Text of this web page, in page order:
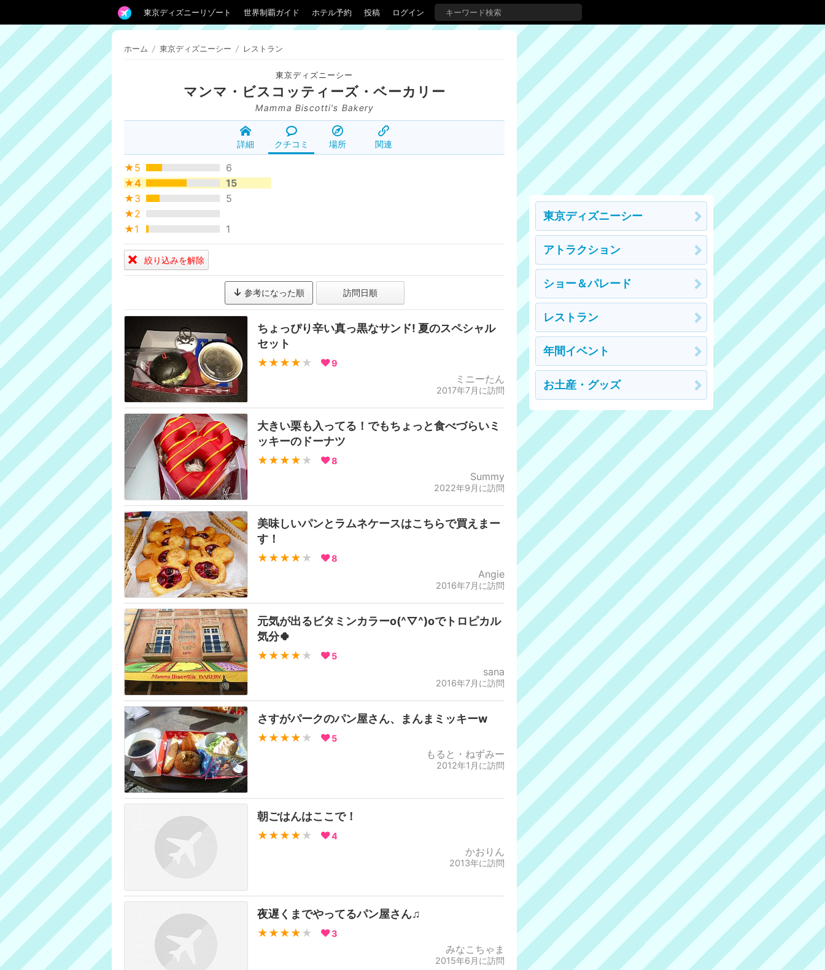
東京ディズニーリゾート 世界制覇ガイド ホテル予約 投稿 ログイン
ホーム / 東京ディズニーシー / レストラン
東京ディズニーシー
マンマ・ビスコッティーズ・ベーカリー
Mamma Biscotti's Bakery
詳細 クチコミ 場所 関連
★5
6
★4
15
★3
5
★2
★1
1
絞り込みを解除
参考になった順 訪問日順
ちょっぴり辛い真っ黒なサンド! 夏のスペシャル
セット
★★★★ ★ 9
ミニーたん
2017年7月に訪問
大きい栗も入ってる！でもちょっと食べづらいミ
ッキーのドーナツ
★★★★ ★ 8
Summy
2022年9月に訪問
美味しいパンとラムネケースはこちらで買えまー
す！
★★★★ ★ 8
Angie
2016年7月に訪問
元気が出るビタミンカラーo(^▽^)oでトロピカル
気分🍀
★★★★ ★ 5
sana
2016年7月に訪問
さすがパークのパン屋さん、まんまミッキーw
★★★★ ★ 5
もると・ねずみー
2012年1月に訪問
朝ごはんはここで！
★★★★ ★ 4
かおりん
2013年に訪問
夜遅くまでやってるパン屋さん♫
★★★★ ★ 3
みなこちゃま
2015年6月に訪問
東京ディズニーシー
アトラクション
ショー＆パレード
レストラン
年間イベント
お土産・グッズ